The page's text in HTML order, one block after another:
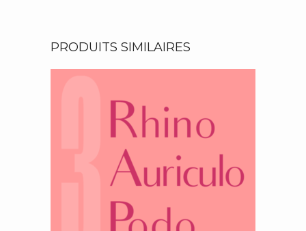
PRODUITS SIMILAIRES